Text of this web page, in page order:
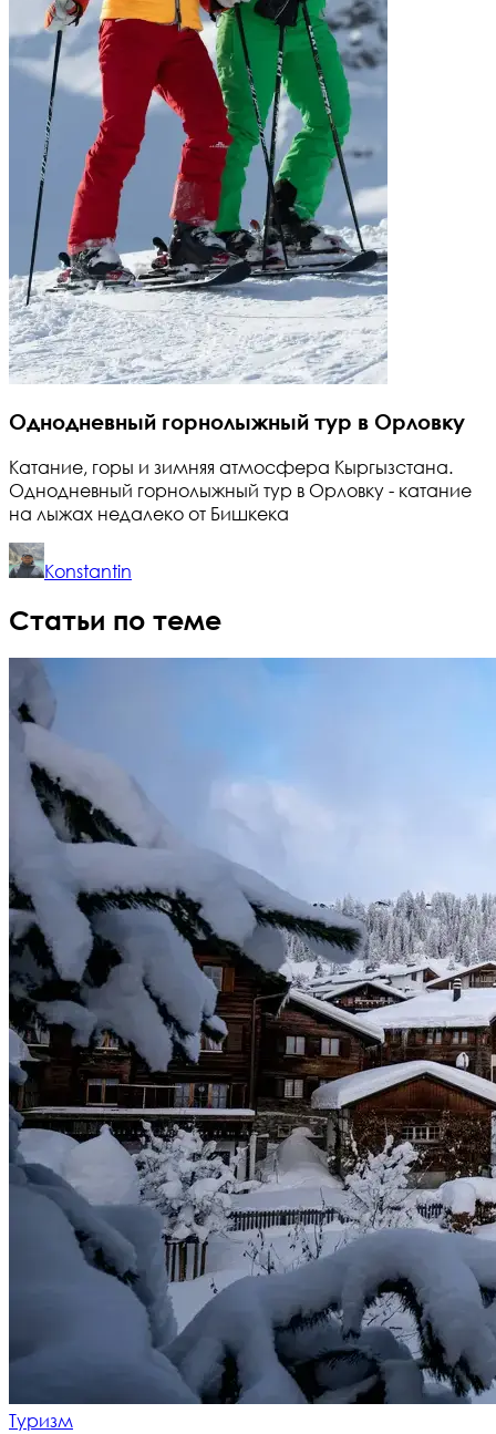
Однодневный горнолыжный тур в Орловку
Катание, горы и зимняя атмосфера Кыргызстана.
Однодневный горнолыжный тур в Орловку - катание
на лыжах недалеко от Бишкека
Konstantin
Статьи по теме
Туризм